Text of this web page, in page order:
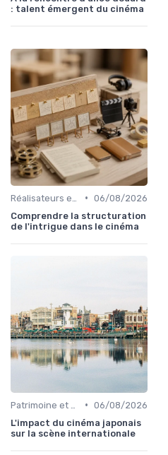
: talent émergent du cinéma
• 06/08/2026
Comprendre la structuration
de l'intrigue dans le cinéma
• 06/08/2026
L'impact du cinéma japonais
sur la scène internationale